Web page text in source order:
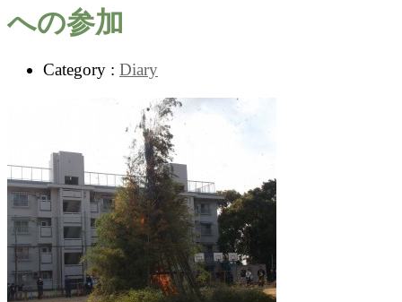
への参加
Category : Diary